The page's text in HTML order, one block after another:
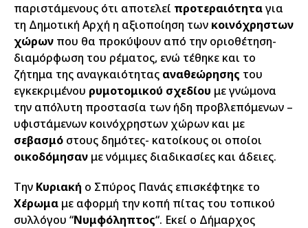
παριστάμενους ότι αποτελεί προτεραιότηταγια
τη Δημοτική Αρχή η αξιοποίηση των κοινόχρηστων
χώρων που θα προκύψουν από την οριοθέτηση-
διαμόρφωση του ρέματος, ενώ τέθηκε και το
ζήτημα της αναγκαιότητας αναθεώρησης του
εγκεκριμένου ρυμοτομικού σχεδίου με γνώμονα
την απόλυτη προστασία των ήδη προβλεπόμενων –
υφιστάμενων κοινόχρηστων χώρων και με
σεβασμό στους δημότες- κατοίκους οι οποίοι
οικοδόμησαν με νόμιμες διαδικασίες και άδειες.
Την Κυριακή ο Σπύρος Πανάς επισκέφτηκε το
Χέρωμα με αφορμή την κοπή πίτας του τοπικού
συλλόγου “Νυμφόληπτος“. Εκεί ο Δήμαρχος